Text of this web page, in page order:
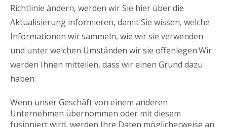
Richtlinie ändern, werden wir Sie hier über die
Aktualisierung informieren, damit Sie wissen, welche
Informationen wir sammeln, wie wir sie verwenden
und unter welchen Umständen wir sie offenlegen.Wir
werden Ihnen mitteilen, dass wir einen Grund dazu
haben.
Wenn unser Geschäft von einem anderen
Unternehmen übernommen oder mit diesem
fusioniert wird, werden Ihre Daten möglicherweise an